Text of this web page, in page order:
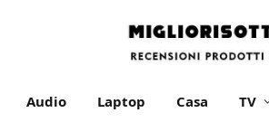
Audio Laptop Casa TV